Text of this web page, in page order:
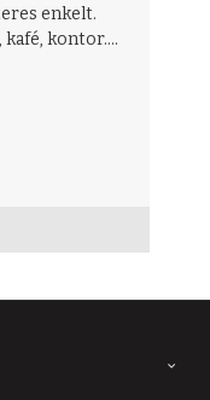
enkelt.
kontor....